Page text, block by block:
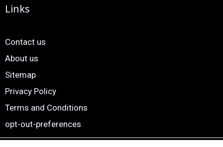
Links
Contact us
About us
Sitemap
Privacy Policy
Terms and Conditions
opt-out-preferences